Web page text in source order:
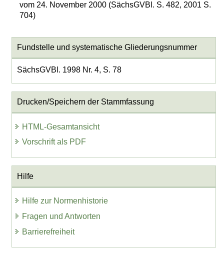
vom 24. November 2000 (SächsGVBl. S. 482, 2001 S.
704)
Fundstelle und systematische Gliederungsnummer
SächsGVBl. 1998 Nr. 4, S. 78
Drucken/Speichern der Stammfassung
HTML-Gesamtansicht
Vorschrift als PDF
Hilfe
Hilfe zur Normenhistorie
Fragen und Antworten
Barrierefreiheit